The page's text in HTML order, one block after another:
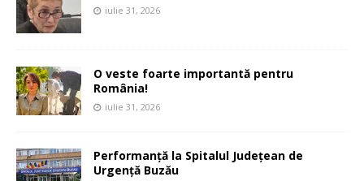
iulie 31, 2026
O veste foarte importantă pentru
România!
iulie 31, 2026
Performanță la Spitalul Județean de
Urgență Buzău